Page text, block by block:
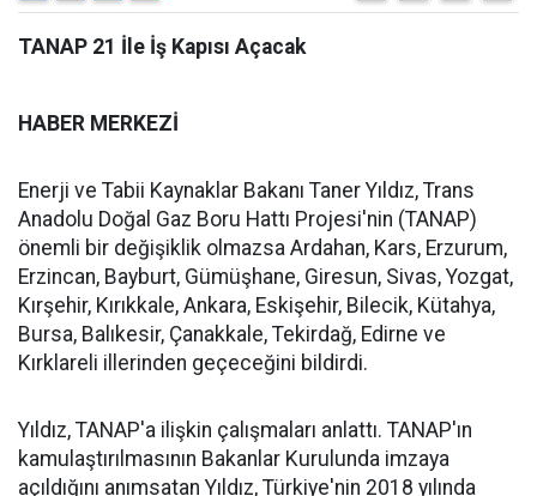
TANAP 21 İle İş Kapısı Açacak
HABER MERKEZİ
Enerji ve Tabii Kaynaklar Bakanı Taner Yıldız, Trans
Anadolu Doğal Gaz Boru Hattı Projesi'nin (TANAP)
önemli bir değişiklik olmazsa Ardahan, Kars, Erzurum,
Erzincan, Bayburt, Gümüşhane, Giresun, Sivas, Yozgat,
Kırşehir, Kırıkkale, Ankara, Eskişehir, Bilecik, Kütahya,
Bursa, Balıkesir, Çanakkale, Tekirdağ, Edirne ve
Kırklareli illerinden geçeceğini bildirdi.
Yıldız, TANAP'a ilişkin çalışmaları anlattı. TANAP'ın
kamulaştırılmasının Bakanlar Kurulunda imzaya
açıldığını anımsatan Yıldız, Türkiye'nin 2018 yılında